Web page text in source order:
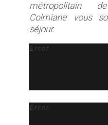
métropolitain
Colmiane vous
séjour.
Error
Error